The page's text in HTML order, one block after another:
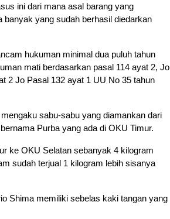
ini dari mana asal barang yang
banyak yang sudah berhasil diedarkan
hukuman minimal dua puluh tahun
mati berdasarkan pasal 114 ayat 2, Jo
2 Jo Pasal 132 ayat 1 UU No 35 tahun
sabu-sabu yang diamankan dari
Purba yang ada di OKU Timur.
ke OKU Selatan sebanyak 4 kilogram
sudah terjual 1 kilogram lebih sisanya
Shima memiliki sebelas kaki tangan yang